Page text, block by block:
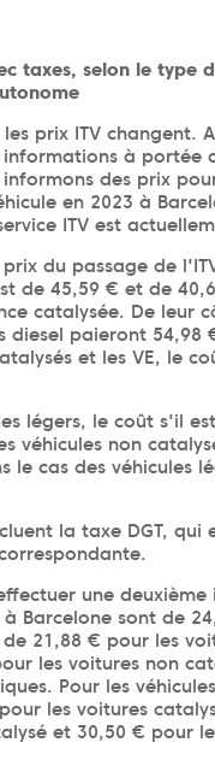
taxes, selon le type
prix ITV changent.
informations à portée
informons des prix
en 2023 à
ITV est
du passage de
de 45,59 € et de
catalysée. De leur
diesel paieront 54,98
et les VE, le
légers, le coût s'il
véhicules non
le cas des véhicules
la taxe DGT, qui
une deuxième
Barcelone sont de
21,88 € pour les
les voitures non
Pour les
les voitures
et 30,50 € pour